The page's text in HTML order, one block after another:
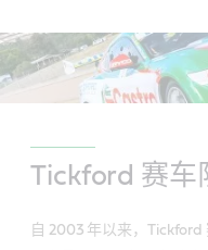
Tickford 赛车
自 2003 年以来，